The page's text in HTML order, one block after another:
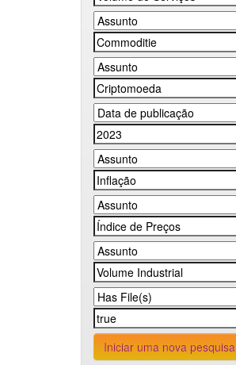
Iniciar uma nova pesquisa